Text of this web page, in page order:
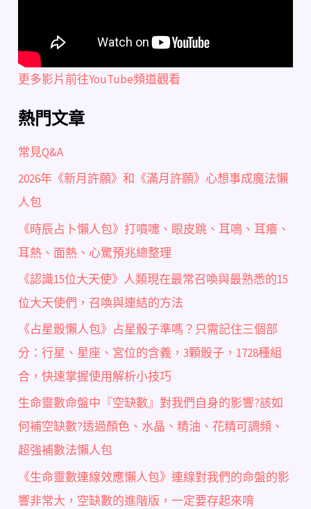
更多影片前往YouTube頻道觀看
熱門文章
常見Q&A
2026年《新月許願》和《滿月許願》心想事成魔法懶
人包
《時辰占卜懶人包》打噴嚏、眼皮跳、耳鳴、耳癢、
耳熱、面熱、心驚預兆總整理
《認識15位大天使》人類現在最常召喚與最熟悉的15
位大天使們，召喚與連結的方法
《占星骰懶人包》占星骰子準嗎？只需記住三個部
分：行星、星座、宮位的含義，3顆骰子，1728種組
合，快速掌握使用解析小技巧
生命靈數命盤中『空缺數』對我們自身的影響?該如
何補空缺數?透過顏色、水晶、精油、花精可調頻、
超強補數法懶人包
《生命靈數連線效應懶人包》連線對我們的命盤的影
響非常大，空缺數的進階版，一定要存起來唷